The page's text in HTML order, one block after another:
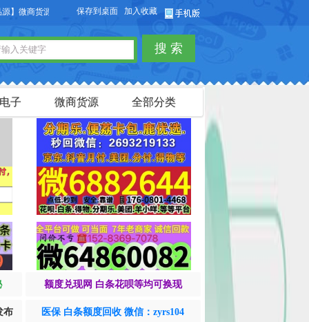
网站，本站可以免费发布微商货源信息，免费发布供求信息，也可以免费发布淘宝
保存到桌面 加入收藏
搜 索
子 微商货源 全部分类
额度兑现网 白条花呗等均可换现
布 医保 白条额度回收 微信：zyrs104